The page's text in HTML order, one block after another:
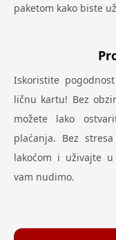
paketom kako biste
Iskoristite
ličnu kartu! Bez
možete lako
plaćanja. Bez
lakoćom i uživajte
vam nudimo.